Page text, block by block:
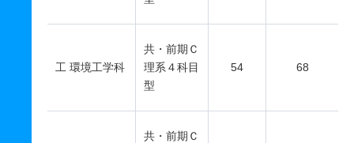
工 環境工学科
共・前期Ｃ
理系４科目
型
54 68
共・前期Ｃ